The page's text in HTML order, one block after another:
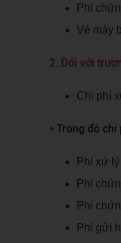
Phí
Vé máy
2. Đối với
Chi phí
* Trong đó
Phí xử
Phí
Phí
Phí gửi